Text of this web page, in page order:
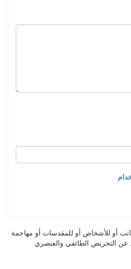
أو للأشخاص أو للمقدسات أو مهاجمة
عن التحريض الطائفي والعنصري